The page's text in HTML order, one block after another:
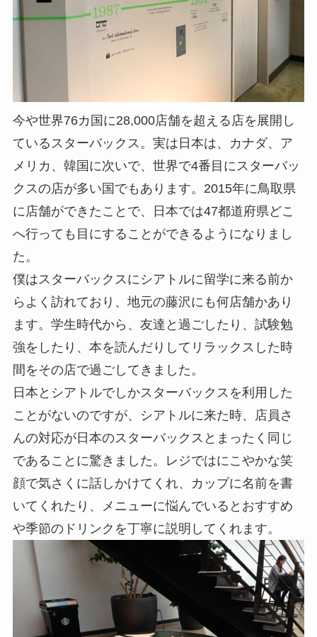
今や世界76カ国に28,000店舗を超える店を展開し
ているスターバックス。実は日本は、カナダ、ア
メリカ、韓国に次いで、世界で4番目にスターバッ
クスの店が多い国でもあります。2015年に鳥取県
に店舗ができたことで、日本では47都道府県どこ
へ行っても目にすることができるようになりまし
た。
僕はスターバックスにシアトルに留学に来る前か
らよく訪れており、地元の藤沢にも何店舗かあり
ます。学生時代から、友達と過ごしたり、試験勉
強をしたり、本を読んだりしてリラックスした時
間をその店で過ごしてきました。
日本とシアトルでしかスターバックスを利用した
ことがないのですが、シアトルに来た時、店員さ
んの対応が日本のスターバックスとまったく同じ
であることに驚きました。レジではにこやかな笑
顔で気さくに話しかけてくれ、カップに名前を書
いてくれたり、メニューに悩んでいるとおすすめ
や季節のドリンクを丁寧に説明してくれます。